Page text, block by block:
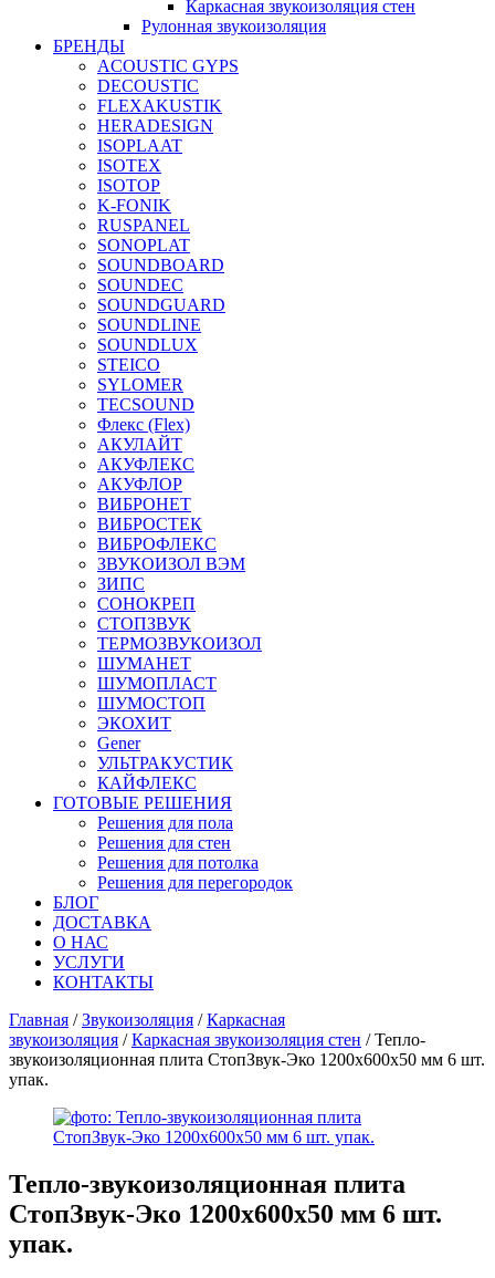
Каркасная звукоизоляция стен
Рулонная звукоизоляция
БРЕНДЫ
ACOUSTIC GYPS
DECOUSTIC
FLEXAKUSTIK
HERADESIGN
ISOPLAAT
ISOTEX
ISOTOP
K-FONIK
RUSPANEL
SONOPLAT
SOUNDBOARD
SOUNDEC
SOUNDGUARD
SOUNDLINE
SOUNDLUX
STEICO
SYLOMER
TECSOUND
Флекс (Flex)
АКУЛАЙТ
АКУФЛЕКС
АКУФЛОР
ВИБРОНЕТ
ВИБРОСТЕК
ВИБРОФЛЕКС
ЗВУКОИЗОЛ ВЭМ
ЗИПС
СОНОКРЕП
СТОПЗВУК
ТЕРМОЗВУКОИЗОЛ
ШУМАНЕТ
ШУМОПЛАСТ
ШУМОСТОП
ЭКОХИТ
Gener
УЛЬТРАКУСТИК
КАЙФЛЕКС
ГОТОВЫЕ РЕШЕНИЯ
Решения для пола
Решения для стен
Решения для потолка
Решения для перегородок
БЛОГ
ДОСТАВКА
О НАС
УСЛУГИ
КОНТАКТЫ
Главная /Звукоизоляция /Каркасная
звукоизоляция /Каркасная звукоизоляция стен / Тепло-
звукоизоляционная плита СтопЗвук-Эко 1200х600х50 мм 6 шт.
упак.
Тепло-звукоизоляционная плита
СтопЗвук-Эко 1200х600х50 мм 6 шт.
упак.